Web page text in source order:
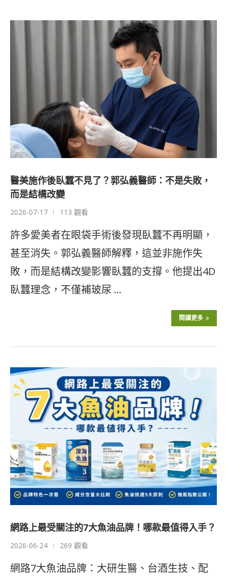
醫美施作後臥蠶不見了？郭弘義醫師：不是失敗，
而是結構改變
2026-07-17 113 觀看
許多愛美者在眼袋手術後發現臥蠶不再明顯，
甚至消失。郭弘義醫師解釋，這並非施作失
敗，而是結構改變影響臥蠶的支撐。他提出4D
臥蠶理念，不僅補玻尿 …
閱讀更多
網路上最受關注的7大魚油品牌！哪款最值得入手？
2026-06-24 269 觀看
網路7大魚油品牌：大研生醫、台酒生技、配